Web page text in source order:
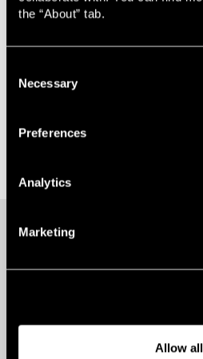
the “About” tab.
Selection
Necessary
Preferences
Analytics
Marketing
Allow all